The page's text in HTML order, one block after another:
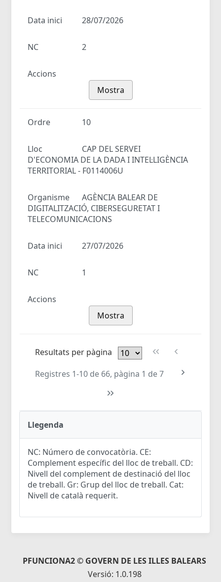
Data inici 28/07/2026
NC 2
Accions
Mostra
Ordre 10
Lloc
CAP DEL SERVEI
D'ECONOMIA DE LA DADA I INTEL·LIGÈNCIA
TERRITORIAL - F0114006U
Organisme
AGÈNCIA BALEAR DE
DIGITALITZACIÓ, CIBERSEGURETAT I
TELECOMUNICACIONS
Data inici 27/07/2026
NC 1
Accions
Mostra
Resultats per pàgina
Registres 1-10 de 66, pàgina 1 de 7
Llegenda
NC: Número de convocatòria. CE:
Complement específic del lloc de treball. CD:
Nivell del complement de destinació del lloc
de treball. Gr: Grup del lloc de treball. Cat:
Nivell de català requerit.
PFUNCIONA2 © GOVERN DE LES ILLES BALEARS
Versió: 1.0.198